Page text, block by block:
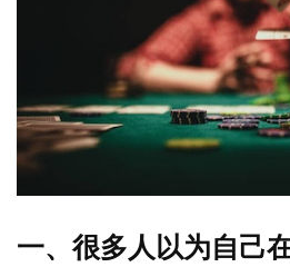
一、很多人以为自己